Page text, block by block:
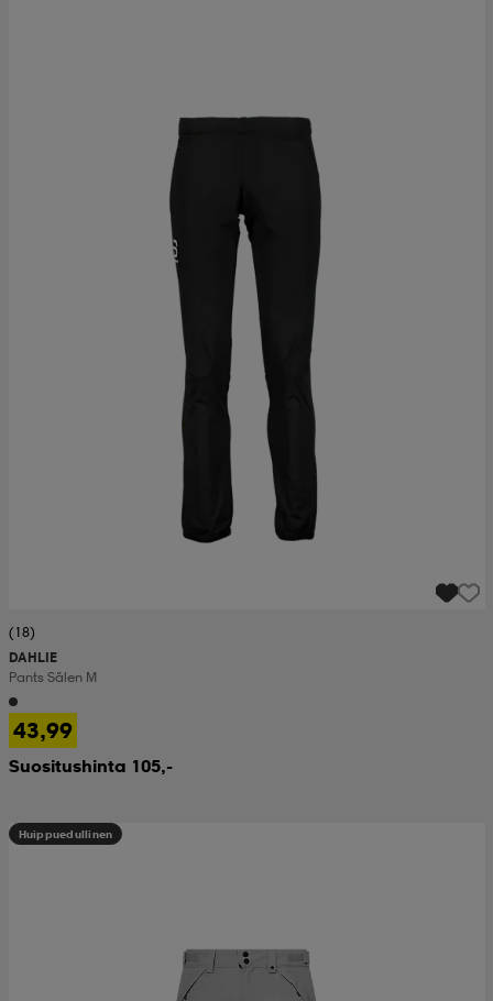
(18)
DAHLIE
Pants Sälen M
43,99
Suositushinta 105,-
Huippuedullinen